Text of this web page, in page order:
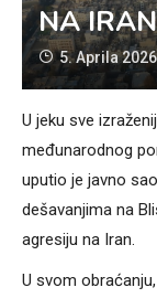
NA IRAN
5. Aprila
U jeku sve
međunarodnog
uputio je javno
dešavanjima na
agresiju na Iran.
U svom